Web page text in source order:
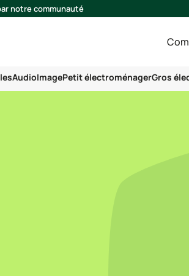
notre communauté
AudioImagePetit électroménagerGros